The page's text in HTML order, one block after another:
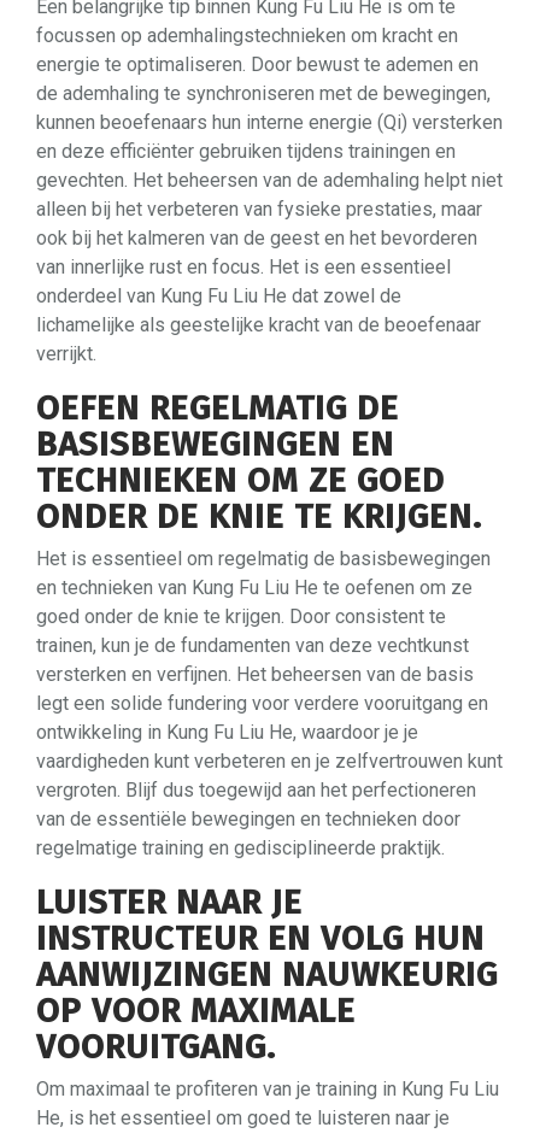
Een belangrijke tip binnen Kung Fu Liu He is om te
focussen op ademhalingstechnieken om kracht en
energie te optimaliseren. Door bewust te ademen en
de ademhaling te synchroniseren met de bewegingen,
kunnen beoefenaars hun interne energie (Qi) versterken
en deze efficiënter gebruiken tijdens trainingen en
gevechten. Het beheersen van de ademhaling helpt niet
alleen bij het verbeteren van fysieke prestaties, maar
ook bij het kalmeren van de geest en het bevorderen
van innerlijke rust en focus. Het is een essentieel
onderdeel van Kung Fu Liu He dat zowel de
lichamelijke als geestelijke kracht van de beoefenaar
verrijkt.
OEFEN REGELMATIG DE
BASISBEWEGINGEN EN
TECHNIEKEN OM ZE GOED
ONDER DE KNIE TE KRIJGEN.
Het is essentieel om regelmatig de basisbewegingen
en technieken van Kung Fu Liu He te oefenen om ze
goed onder de knie te krijgen. Door consistent te
trainen, kun je de fundamenten van deze vechtkunst
versterken en verfijnen. Het beheersen van de basis
legt een solide fundering voor verdere vooruitgang en
ontwikkeling in Kung Fu Liu He, waardoor je je
vaardigheden kunt verbeteren en je zelfvertrouwen kunt
vergroten. Blijf dus toegewijd aan het perfectioneren
van de essentiële bewegingen en technieken door
regelmatige training en gedisciplineerde praktijk.
LUISTER NAAR JE
INSTRUCTEUR EN VOLG HUN
AANWIJZINGEN NAUWKEURIG
OP VOOR MAXIMALE
VOORUITGANG.
Om maximaal te profiteren van je training in Kung Fu Liu
He, is het essentieel om goed te luisteren naar je